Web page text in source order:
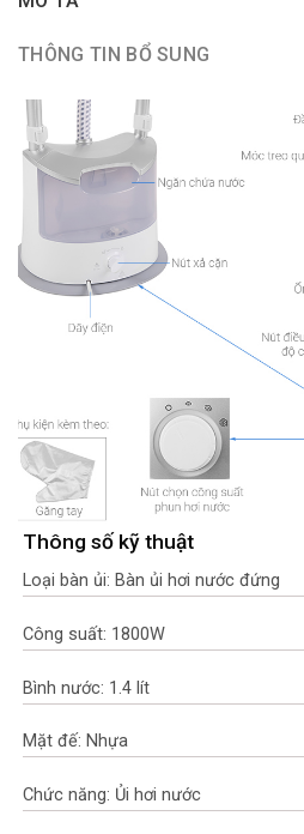
THÔNG TIN BỔ SUNG
Thông số kỹ thuật
Loại bàn ủi: Bàn ủi hơi nước đứng
Công suất: 1800W
Bình nước: 1.4 lít
Mặt đế: Nhựa
Chức năng: Ủi hơi nước